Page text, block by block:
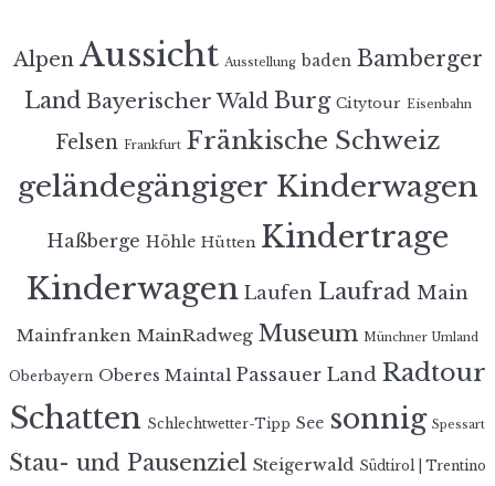
Alpen Aussicht Ausstellung baden Bamberger
Land Bayerischer Wald Burg Citytour Eisenbahn
Felsen Frankfurt Fränkische Schweiz
geländegängiger Kinderwagen
Haßberge Höhle Hütten Kindertrage
Kinderwagen Laufen Laufrad Main
Mainfranken MainRadweg Museum Münchner Umland
Oberbayern Oberes Maintal Passauer Land Radtour
Schatten Schlechtwetter-Tipp See sonnig Spessart
Stau- und Pausenziel Steigerwald Südtirol | Trentino